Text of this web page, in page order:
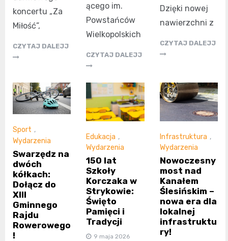
koncertu „Za
Miłość”,
CZYTAJ DALEJJ
ącego im.
Powstańców
Wielkopolskich
CZYTAJ DALEJJ
Dzięki nowej
nawierzchni z
CZYTAJ DALEJJ
Sport ,
Wydarzenia
Swarzędz na
dwóch
kółkach:
Dołącz do
XIII
Gminnego
Rajdu
Rowerowego
!
Edukacja ,
Wydarzenia
150 lat
Szkoły
Korczaka w
Strykowie:
Święto
Pamięci i
Tradycji
9 maja 2026
Infrastruktura ,
Wydarzenia
Nowoczesny
most nad
Kanałem
Ślesińskim –
nowa era dla
lokalnej
infrastruktu
ry!